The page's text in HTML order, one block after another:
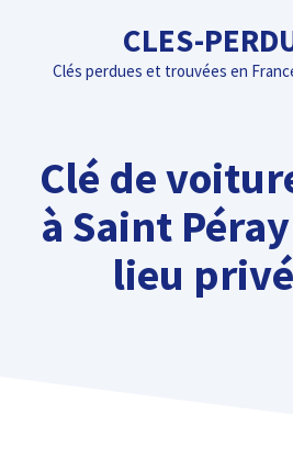
contenu
CLES-
Clés perdues et trouvées en
Clé de
à Saint
lieu